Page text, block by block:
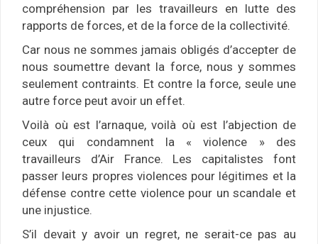
compréhension par les travailleurs en lutte des
rapports de forces, et de la force de la collectivité.
Car nous ne sommes jamais obligés d’accepter de
nous soumettre devant la force, nous y sommes
seulement contraints. Et contre la force, seule une
autre force peut avoir un effet.
Voilà où est l’arnaque, voilà où est l’abjection de
ceux qui condamnent la « violence » des
travailleurs d’Air France. Les capitalistes font
passer leurs propres violences pour légitimes et la
défense contre cette violence pour un scandale et
une injustice.
S’il devait y avoir un regret, ne serait-ce pas au